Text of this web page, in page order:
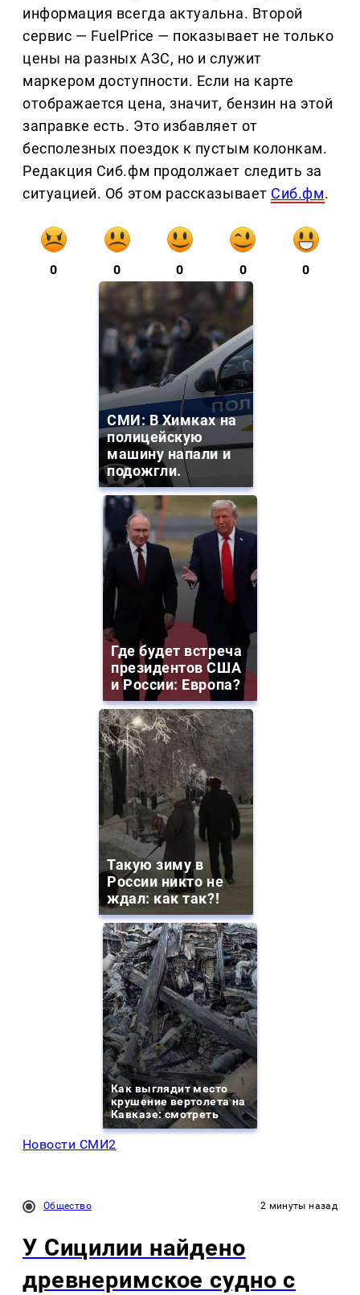
информация всегда актуальна. Второй
сервис — FuelPrice — показывает не только
цены на разных АЗС, но и служит
маркером доступности. Если на карте
отображается цена, значит, бензин на этой
заправке есть. Это избавляет от
бесполезных поездок к пустым колонкам.
Редакция Сиб.фм продолжает следить за
ситуацией. Об этом рассказывает Сиб.фм.
0 0 0 0 0
СМИ: В Химках на
полицейскую
машину напали и
подожгли.
Где будет встреча
президентов США
и России: Европа?
Такую зиму в
России никто не
ждал: как так?!
Как выглядит место
крушение вертолета на
Кавказе: смотреть
Новости СМИ2
Общество 2 минуты назад
У Сицилии найдено
древнеримское судно с